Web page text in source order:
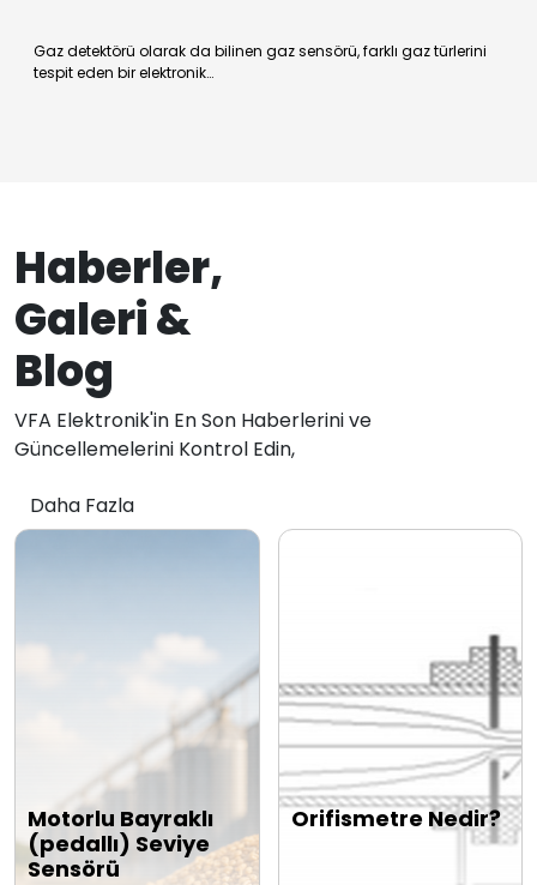
Gaz detektörü olarak da bilinen gaz sensörü, farklı gaz türlerini
tespit eden bir elektronik…
Haberler,
Galeri &
Blog
VFA Elektronik'in En Son Haberlerini ve
Güncellemelerini Kontrol Edin,
Daha Fazla
Motorlu Bayraklı
(pedallı) Seviye
Sensörü
Orifismetre Nedir?